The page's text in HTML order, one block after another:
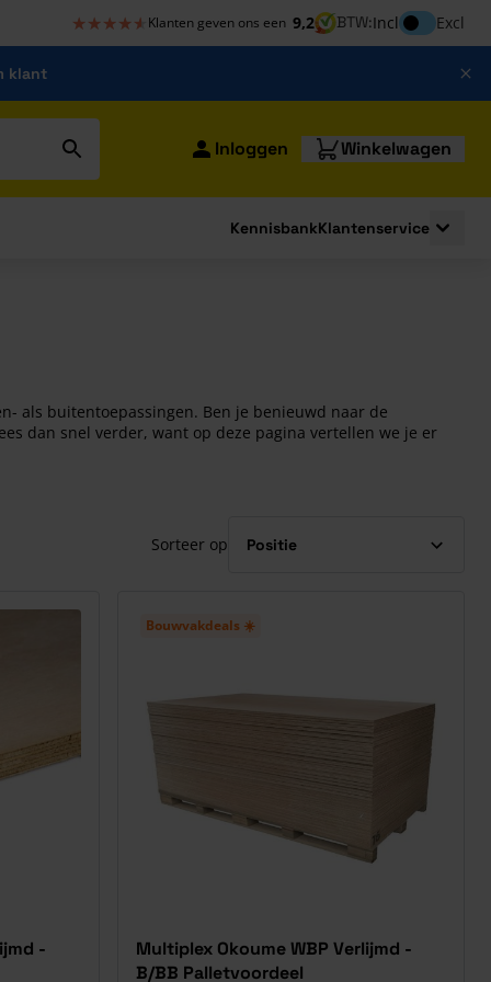
★★★★★
★★★★★ Klanten geven ons een 9,2 BTW:InclInclusief btw
Excl
klant
Inloggen Winkelwagen
for Bouwshop
KennisbankKlantenservice
als buitentoepassingen. Ben je benieuwd naar de
dan snel verder, want op deze pagina vertellen we je er
Sorteer op
-
Bouwvakdeals ☀️
Multiplex Okoume WBP Verlijmd -
B/BB Palletvoordeel